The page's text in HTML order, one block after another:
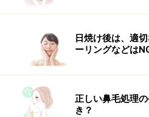
日焼け後は、適
ーリングなどは
正しい鼻毛処理
き？